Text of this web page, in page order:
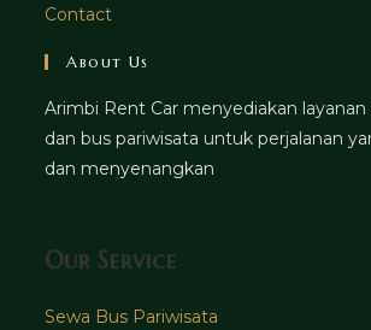
Contact
About Us
Arimbi Rent Car menyediakan
dan bus pariwisata untuk perjalanan
dan menyenangkan
Our Service
Sewa Bus Pariwisata